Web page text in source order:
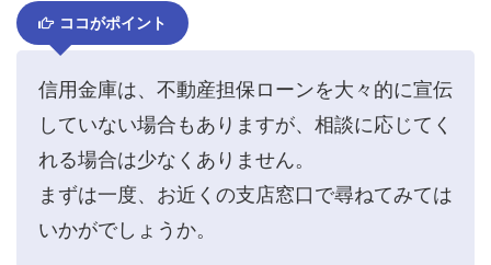
ココがポイント
信用金庫は、不動産担保ローンを大々的に宣伝
していない場合もありますが、相談に応じてく
れる場合は少なくありません。
まずは一度、お近くの支店窓口で尋ねてみては
いかがでしょうか。